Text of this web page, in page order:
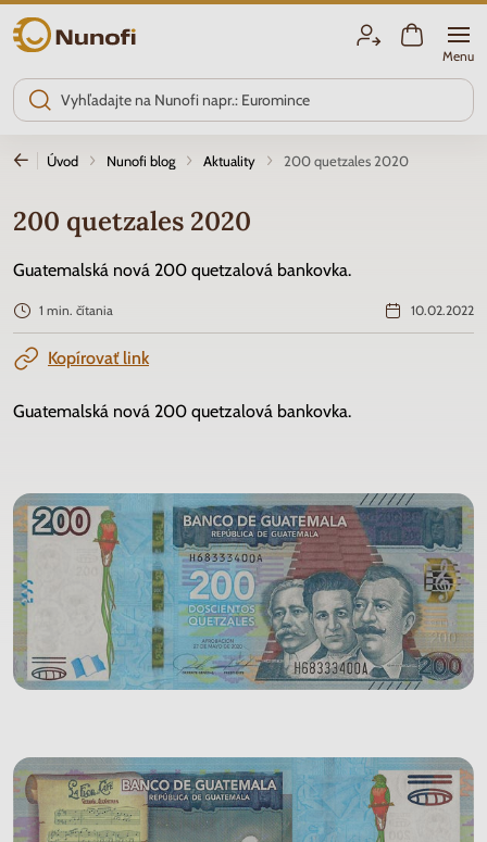
Nunofi.sk
Menu
Úvod Nunofi blog Aktuality 200 quetzales 2020
200 quetzales 2020
Guatemalská nová 200 quetzalová bankovka.
1 min. čítania 10.02.2022
Kopírovať link
Guatemalská nová 200 quetzalová bankovka.